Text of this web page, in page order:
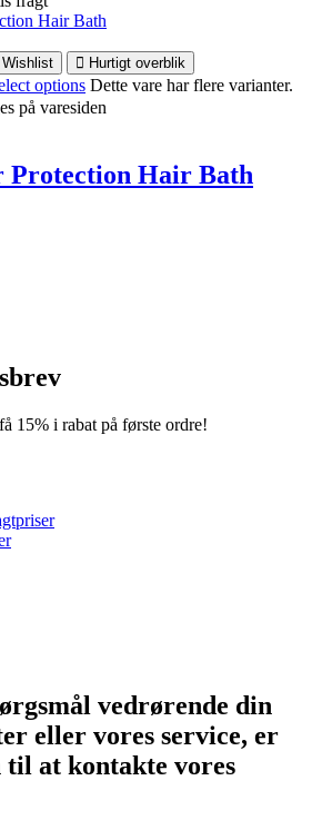
Wishlist
Hurtigt overblik
options Dette vare har flere varianter.
på varesiden
Protection Hair Bath
15% i rabat på første ordre!
vedrørende din
eller vores service, er
til at kontakte vores